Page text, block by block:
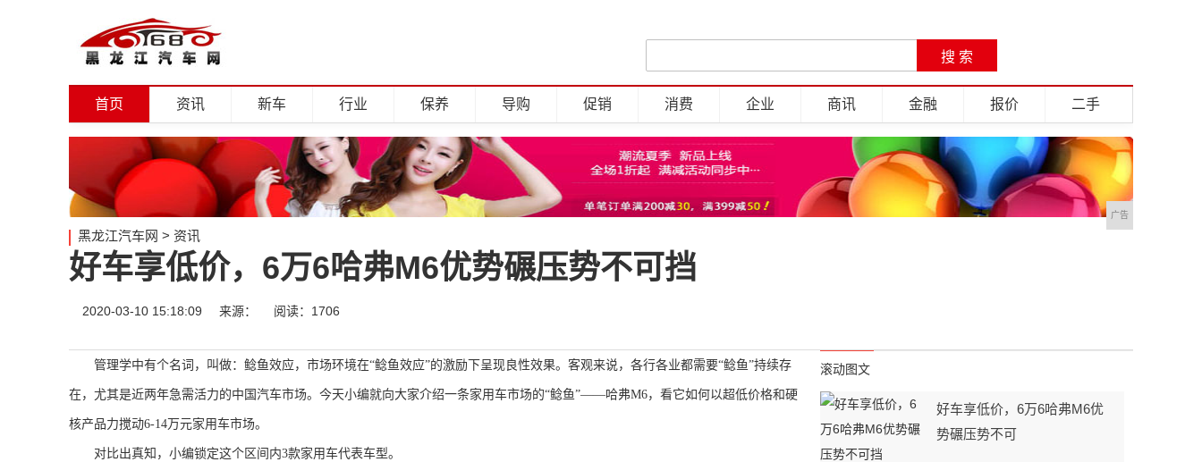
首页 资讯 新车 行业 保养 导购 促销 消费 企业 商讯 金融 报价 二手
广告
黑龙江汽车网 > 资讯
好车享低价，6万6哈弗M6优势碾压势不可挡
2020-03-10 15:18:09 来源： 阅读：1706
管理学中有个名词，叫做：鲶鱼效应，市场环境在“鲶鱼效应”的激励下呈现良性效果。客观来说，各行各业都需要“鲶鱼”持续存
在，尤其是近两年急需活力的中国汽车市场。今天小编就向大家介绍一条家用车市场的“鲶鱼”——哈弗M6，看它如何以超低价格和硬
核产品力搅动6-14万元家用车市场。
对比出真知，小编锁定这个区间内3款家用车代表车型。
滚动图文
好车享低价，6万6哈弗M6优
势碾压势不可